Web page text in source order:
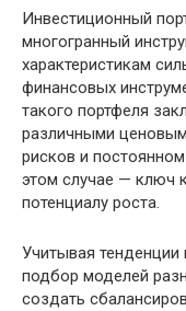
Инвестиционный
многогранный
характеристикам
финансовых
такого портфеля
различными
рисков и
этом случае — ключ
потенциалу роста.
Учитывая
подбор моделей
создать